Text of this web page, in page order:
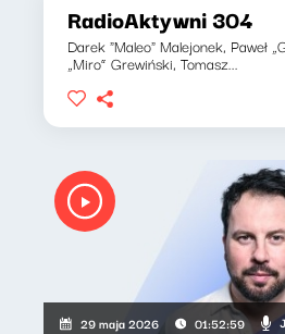
RadioAktywni 304
Darek "Maleo" Malejonek, Paweł
„Miro” Grewiński, Tomasz...
29 maja 2026 01:52:59